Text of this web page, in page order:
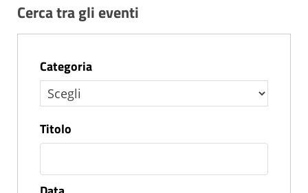
Cerca tra gli eventi
Categoria
Titolo